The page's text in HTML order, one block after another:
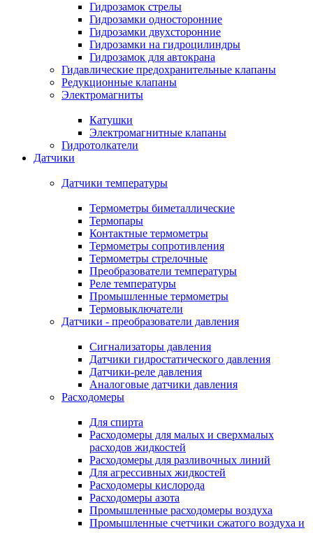
Гидрозамок стрелы
Гидрозамки односторонние
Гидрозамки двухсторонние
Гидрозамки на гидроцилиндры
Гидрозамок для автокрана
Гидавлические предохранительные клапаны
Редукционные клапаны
Электромагниты
Катушки
Электромагнитные клапаны
Гидротолкатели
Датчики
Датчики температуры
Термометры биметаллические
Термопары
Контактные термометры
Термометры сопротивления
Термометры стрелочные
Преобразователи температуры
Реле температуры
Промышленные термометры
Термовыключатели
Датчики - преобразователи давления
Сигнализаторы давления
Датчики гидростатического давления
Датчики-реле давления
Аналоговые датчики давления
Расходомеры
Для спирта
Расходомеры для малых и сверхмалых
расходов жидкостей
Расходомеры для разливочных линий
Для агрессивных жидкостей
Расходомеры кислорода
Расходомеры азота
Промышленные расходомеры воздуха
Промышленные счетчики сжатого воздуха и